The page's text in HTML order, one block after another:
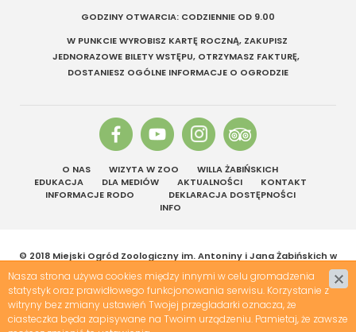
GODZINY OTWARCIA: CODZIENNIE OD 9.00
W PUNKCIE WYROBISZ KARTĘ ROCZNĄ, ZAKUPISZ
JEDNORAZOWE BILETY WSTĘPU, OTRZYMASZ FAKTURĘ,
DOSTANIESZ OGÓLNE INFORMACJE O OGRODZIE
O NAS WIZYTA W ZOO
WILLA ŻABIŃSKICH
EDUKACJA
DLA MEDIÓW AKTUALNOŚCI
KONTAKT
INFORMACJE RODO
DEKLARACJA DOSTĘPNOŚCI
INFO
© 2018 Miejski Ogród Zoologiczny im. Antoniny i Jana Żabińskich w
Projekt & cms: www.zstudio.pl
Nasza strona używa cookies między innymi w celu gromadzenia
statystyk oraz prawidłowego funkcjonowania serwisu. Korzystanie z
witryny bez zmiany ustawień Twojej przegladarki oznacza, że
ciasteczka będa zapisywane na Twoim urządzeniu. Pamietaj, że zawsze